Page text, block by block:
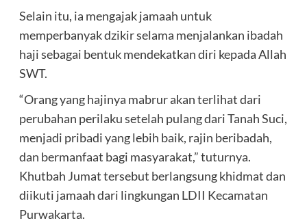
Selain itu, ia mengajak jamaah untuk
memperbanyak dzikir selama menjalankan ibadah
haji sebagai bentuk mendekatkan diri kepada Allah
SWT.
“Orang yang hajinya mabrur akan terlihat dari
perubahan perilaku setelah pulang dari Tanah Suci,
menjadi pribadi yang lebih baik, rajin beribadah,
dan bermanfaat bagi masyarakat,” tuturnya.
Khutbah Jumat tersebut berlangsung khidmat dan
diikuti jamaah dari lingkungan LDII Kecamatan
Purwakarta.